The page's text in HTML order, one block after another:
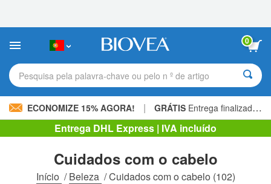
site
um
de
acessibilidade.
0
Pesquisa pela palavra-chave ou pelo n º de artigo
ECONOMIZE 15% AGORA! | GRÁTIS Entrega finalizada 60,00 € »
Entrega DHL Express | IVA incluído
Cuidados com o cabelo
Início /Beleza /Cuidados com o cabelo (102)